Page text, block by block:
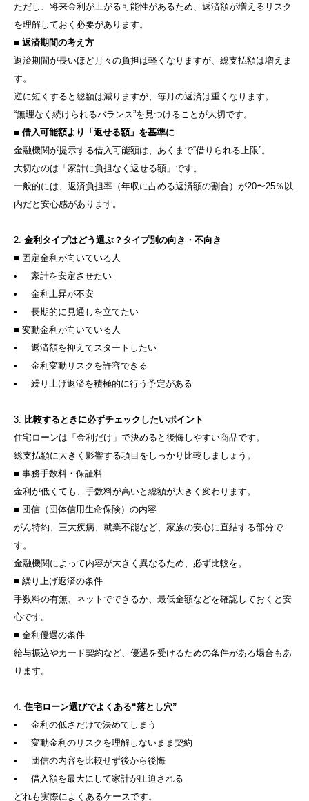
ただし、将来金利が上がる可能性があるため、返済額が増えるリスク
を理解しておく必要があります。
■ 返済期間の考え方
返済期間が長いほど月々の負担は軽くなりますが、総支払額は増えま
す。
逆に短くすると総額は減りますが、毎月の返済は重くなります。
“無理なく続けられるバランス”を見つけることが大切です。
■ 借入可能額より「返せる額」を基準に
金融機関が提示する借入可能額は、あくまで“借りられる上限”。
大切なのは「家計に負担なく返せる額」です。
一般的には、返済負担率（年収に占める返済額の割合）が20〜25％以
内だと安心感があります。
2. 金利タイプはどう選ぶ？タイプ別の向き・不向き
■ 固定金利が向いている人
• 家計を安定させたい
• 金利上昇が不安
• 長期的に見通しを立てたい
■ 変動金利が向いている人
• 返済額を抑えてスタートしたい
• 金利変動リスクを許容できる
• 繰り上げ返済を積極的に行う予定がある
3. 比較するときに必ずチェックしたいポイント
住宅ローンは「金利だけ」で決めると後悔しやすい商品です。
総支払額に大きく影響する項目をしっかり比較しましょう。
■ 事務手数料・保証料
金利が低くても、手数料が高いと総額が大きく変わります。
■ 団信（団体信用生命保険）の内容
がん特約、三大疾病、就業不能など、家族の安心に直結する部分で
す。
金融機関によって内容が大きく異なるため、必ず比較を。
■ 繰り上げ返済の条件
手数料の有無、ネットでできるか、最低金額などを確認しておくと安
心です。
■ 金利優遇の条件
給与振込やカード契約など、優遇を受けるための条件がある場合もあ
ります。
4. 住宅ローン選びでよくある“落とし穴”
• 金利の低さだけで決めてしまう
• 変動金利のリスクを理解しないまま契約
• 団信の内容を比較せず後から後悔
• 借入額を最大にして家計が圧迫される
どれも実際によくあるケースです。